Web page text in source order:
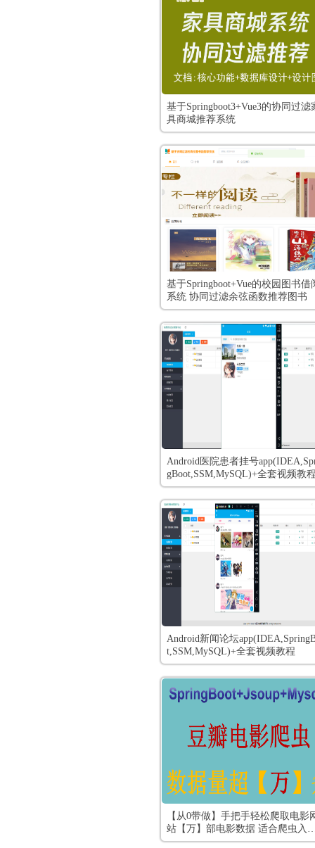
基于Springboot3+Vue3的协同过滤
具商城推荐系统
基于Springboot+Vue的校园图书借
系统 协同过滤余弦函数推荐图书
Android医院患者挂号
gBoot,SSM,MySQL)+全套视频教
Android新闻论坛
t,SSM,MySQL)+全套视频教程
【从0带做】手把手轻松爬取电影
站【万】部电影数据 适合爬虫入
爬虫原理java爬虫数据量超万条